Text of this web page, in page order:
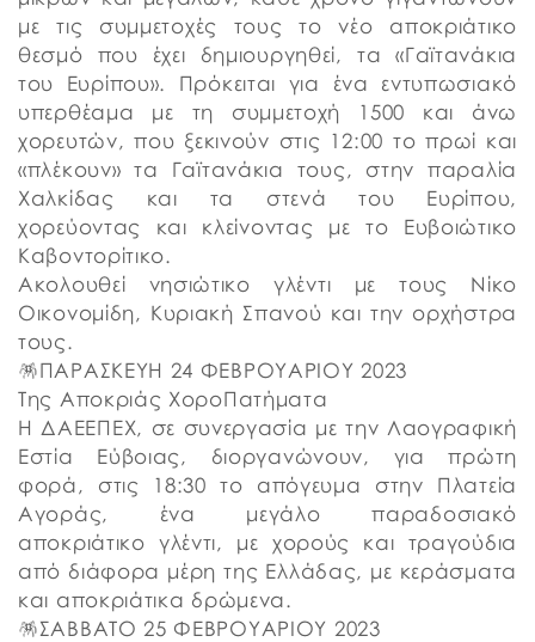
με τις συμμετοχές τους το νέο αποκριάτικο
θεσμό που έχει δημιουργηθεί, τα «Γαϊτανάκια
του Ευρίπου». Πρόκειται για ένα εντυπωσιακό
υπερθέαμα με τη συμμετοχή 1500 και άνω
χορευτών, που ξεκινούν στις 12:00 το πρωί και
«πλέκουν» τα Γαϊτανάκια τους, στην παραλία
Χαλκίδας και τα στενά του Ευρίπου,
χορεύοντας και κλείνοντας με το Ευβοιώτικο
Καβοντορίτικο.
Ακολουθεί νησιώτικο γλέντι με τους Νίκο
Οικονομίδη, Κυριακή Σπανού και την ορχήστρα
τους.
🪅ΠΑΡΑΣΚΕΥΗ 24 ΦΕΒΡΟΥΑΡΙΟΥ 2023
Της Αποκριάς ΧοροΠατήματα
Η ΔΑΕΕΠΕΧ, σε συνεργασία με την Λαογραφική
Εστία Εύβοιας, διοργανώνουν, για πρώτη
φορά, στις 18:30 το απόγευμα στην Πλατεία
Αγοράς, ένα μεγάλο παραδοσιακό
αποκριάτικο γλέντι, με χορούς και τραγούδια
από διάφορα μέρη της Ελλάδας, με κεράσματα
και αποκριάτικα δρώμενα.
🪅ΣΑΒΒΑΤΟ 25 ΦΕΒΡΟΥΑΡΙΟΥ 2023